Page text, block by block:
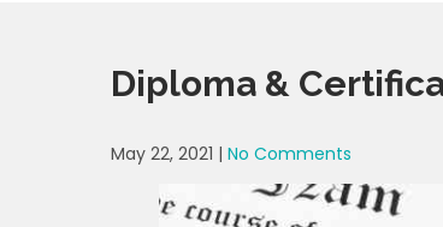
Diploma &
May 22, 2021 | No Comments